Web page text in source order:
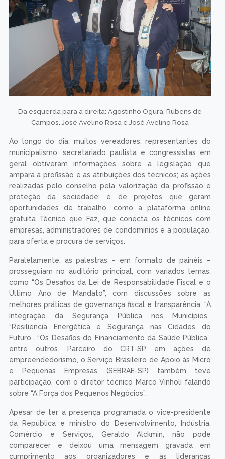
Da esquerda para a direita: Agostinho Ogura, Rubens de
Campos, José Avelino Rosa e José Avelino Rosa
Ao longo do dia, muitos vereadores, representantes do
municipalismo, secretariado paulista e congressistas em
geral obtiveram informações sobre a legislação que
ampara a profissão e as atribuições dos técnicos; as ações
realizadas pelo conselho pela valorização da profissão e
proteção da sociedade; e de projetos que geram
oportunidades de trabalho, como a plataforma online
gratuita Técnico que Faz, que conecta os técnicos com
empresas, administradores de condomínios e a população,
para oferta e procura de serviços.
Paralelamente, as palestras – em formato de painéis –
prosseguiam no auditório principal, com variados temas,
como “Os Desafios da Lei de Responsabilidade Fiscal e o
Último Ano de Mandato”, com discussões sobre as
melhores práticas de governança fiscal e transparência; “A
Integração da Segurança Pública nos Municípios”,
“Resiliência Energética e Segurança nas Cidades do
Futuro”, “Os Desafios do Financiamento da Saúde Pública”,
entre outros. Parceiro do CRT-SP em ações de
empreendedorismo, o Serviço Brasileiro de Apoio às Micro
e Pequenas Empresas (SEBRAE-SP) também teve
participação, com o diretor técnico Marco Vinholi falando
sobre “A Força dos Pequenos Negócios”.
Apesar de ter a presença programada o vice-presidente
da República e ministro do Desenvolvimento, Indústria,
Comércio e Serviços, Geraldo Alckmin, não pode
comparecer e deixou uma mensagem gravada em
cumprimento aos organizadores e às lideranças